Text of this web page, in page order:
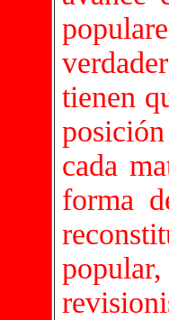
tienen
cada
forma